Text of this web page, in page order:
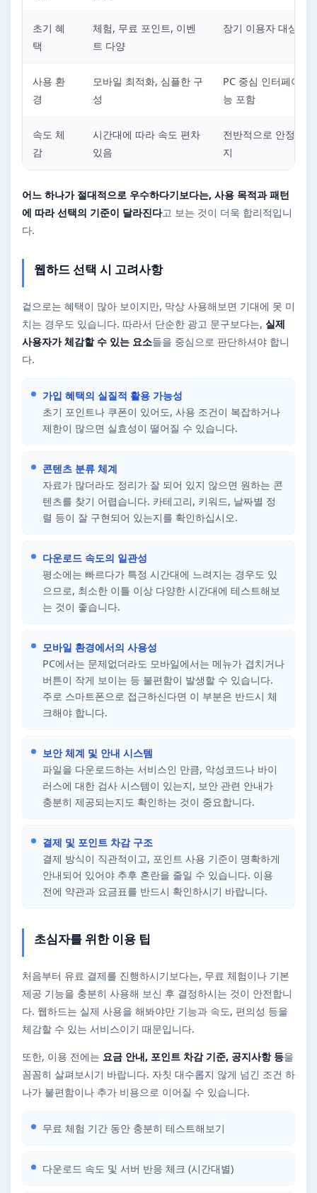
초기 혜
택
체험, 무료 포인트, 이벤
트 다양
장기 이용자 대상 혜
사용 환
경
모바일 최적화, 심플한 구
성
PC 중심 인터페이스,
능 포함
속도 체
감
시간대에 따라 속도 편차
있음
전반적으로 안정적
지
어느 하나가 절대적으로 우수하다기보다는, 사용 목적과 패턴
에 따라 선택의 기준이 달라진다고 보는 것이 더욱 합리적입니
다.
웹하드 선택 시 고려사항
겉으로는 혜택이 많아 보이지만, 막상 사용해보면 기대에 못 미
치는 경우도 있습니다. 따라서 단순한 광고 문구보다는, 실제
사용자가 체감할 수 있는 요소들을 중심으로 판단하셔야 합니
다.
가입 혜택의 실질적 활용 가능성
초기 포인트나 쿠폰이 있어도, 사용 조건이 복잡하거나
제한이 많으면 실효성이 떨어질 수 있습니다.
콘텐츠 분류 체계
자료가 많더라도 정리가 잘 되어 있지 않으면 원하는 콘
텐츠를 찾기 어렵습니다. 카테고리, 키워드, 날짜별 정
렬 등이 잘 구현되어 있는지를 확인하십시오.
다운로드 속도의 일관성
평소에는 빠르다가 특정 시간대에 느려지는 경우도 있
으므로, 최소한 이틀 이상 다양한 시간대에 테스트해보
는 것이 좋습니다.
모바일 환경에서의 사용성
PC에서는 문제없더라도 모바일에서는 메뉴가 겹치거나
버튼이 작게 보이는 등 불편함이 발생할 수 있습니다.
주로 스마트폰으로 접근하신다면 이 부분은 반드시 체
크해야 합니다.
보안 체계 및 안내 시스템
파일을 다운로드하는 서비스인 만큼, 악성코드나 바이
러스에 대한 검사 시스템이 있는지, 보안 관련 안내가
충분히 제공되는지도 확인하는 것이 중요합니다.
결제 및 포인트 차감 구조
결제 방식이 직관적이고, 포인트 사용 기준이 명확하게
안내되어 있어야 추후 혼란을 줄일 수 있습니다. 이용
전에 약관과 요금표를 반드시 확인하시기 바랍니다.
초심자를 위한 이용 팁
처음부터 유료 결제를 진행하시기보다는, 무료 체험이나 기본
제공 기능을 충분히 사용해 보신 후 결정하시는 것이 안전합니
다. 웹하드는 실제 사용을 해봐야만 기능과 속도, 편의성 등을
체감할 수 있는 서비스이기 때문입니다.
또한, 이용 전에는 요금 안내, 포인트 차감 기준, 공지사항 등을
꼼꼼히 살펴보시기 바랍니다. 자칫 대수롭지 않게 넘긴 조건 하
나가 불편함이나 추가 비용으로 이어질 수 있습니다.
무료 체험 기간 동안 충분히 테스트해보기
다운로드 속도 및 서버 반응 체크 (시간대별)